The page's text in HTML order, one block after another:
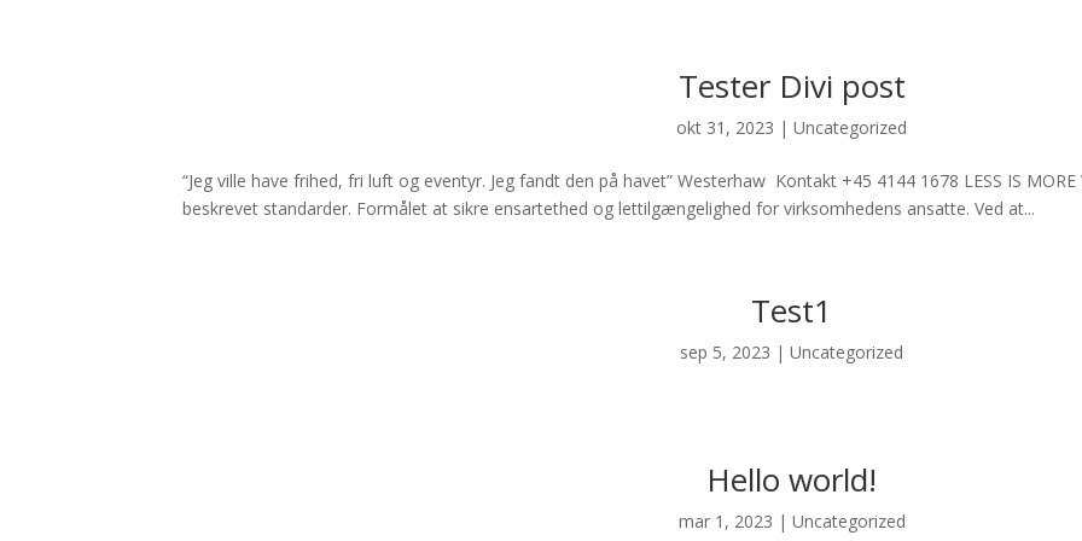
Tester Divi post
okt 31, 2023 |Uncategorized
“Jeg ville have frihed, fri luft og eventyr. Jeg fandt den på havet” Westerhaw Kontakt +45 4144 1678 LESS IS
beskrevet standarder. Formålet at sikre ensartethed og lettilgængelighed for virksomhedens ansatte. Ved at...
Test1
sep 5, 2023 |Uncategorized
Hello world!
mar 1, 2023 | Uncategorized